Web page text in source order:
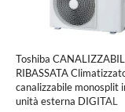
Toshiba
RIBASSATA
canalizzabile monosplit
unità esterna DIGITAL